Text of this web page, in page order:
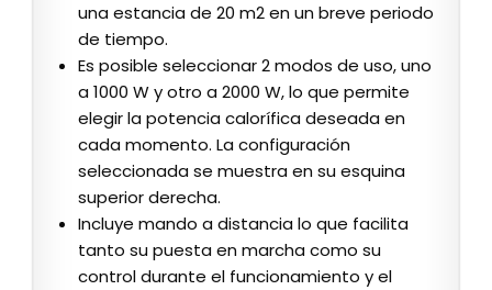
una estancia de 20 m2 en un breve periodo
de tiempo.
Es posible seleccionar 2 modos de uso, uno
a 1000 W y otro a 2000 W, lo que permite
elegir la potencia calorífica deseada en
cada momento. La configuración
seleccionada se muestra en su esquina
superior derecha.
Incluye mando a distancia lo que facilita
tanto su puesta en marcha como su
control durante el funcionamiento y el